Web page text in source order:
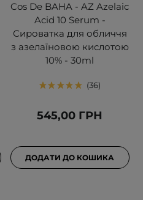
Cos De BAHA - AZ Azelaic
Acid 10 Serum -
Сироватка для обличчя
з азелаїновою кислотою
10% - 30ml
36
545,00 ГРН
ДОДАТИ ДО КОШИКА